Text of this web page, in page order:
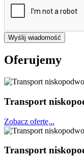
Wyślij wiadomość
Oferujemy
Transport
Zobacz ofertę...
Transport